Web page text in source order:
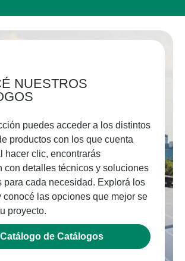
NUESTROS
puedes acceder a los distintos
productos con los que cuenta
hacer clic, encontrarás
con detalles técnicos y soluciones
para cada necesidad. Explorá los
conocé las opciones que mejor se
proyecto.
Catálogo de Catálogos